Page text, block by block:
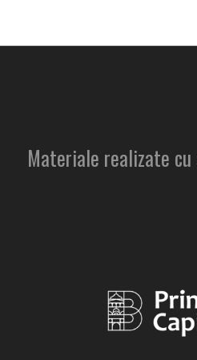
Materiale realizate